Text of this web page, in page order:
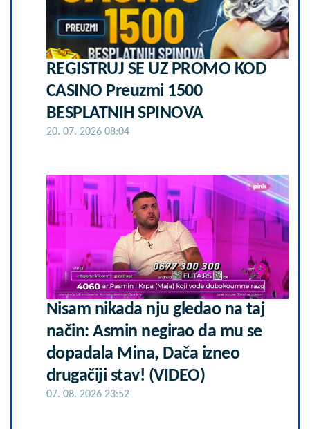
REGISTRUJ SE UZ PROMO KOD
CASINO Preuzmi 1500
BESPLATNIH SPINOVA
20. 07. 2026 08:04
Nisam nikada nju gledao na taj
način: Asmin negirao da mu se
dopadala Mina, Dača izneo
drugačiji stav! (VIDEO)
07. 08. 2026 23:52